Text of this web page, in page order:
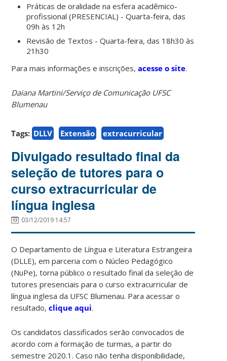
Práticas de oralidade na esfera acadêmico-
profissional (PRESENCIAL) - Quarta-feira, das
09h às 12h
Revisão de Textos - Quarta-feira, das 18h30 às
21h30
Para mais informações e inscrições,acesse o site.
Daiana Martini/Serviço de Comunicação UFSC
Blumenau
Tags: DLLV Extensão extracurricular
Divulgado resultado final da
seleção de tutores para o
curso extracurricular de
língua inglesa
03/12/2019 14:57
O Departamento de Língua e Literatura Estrangeira
(DLLE), em parceria com o Núcleo Pedagógico
(NuPe), torna público o resultado final da seleção de
tutores presenciais para o curso extracurricular de
língua inglesa da UFSC Blumenau. Para acessar o
resultado,clique aqui.
Os candidatos classificados serão convocados de
acordo com a formação de turmas, a partir do
semestre 2020.1. Caso não tenha disponibilidade,